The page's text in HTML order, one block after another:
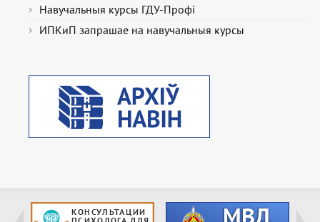
Навучальныя курсы ГДУ-Профі
ИПКиП запрашае на навучальныя курсы